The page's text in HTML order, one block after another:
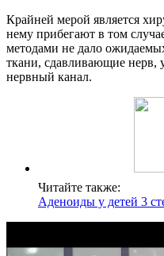
Крайней мерой является
нему прибегают в том
методами не дало
ткани, сдавливающие нерв,
нервный канал.
Читайте также:
Аденоиды у детей 3